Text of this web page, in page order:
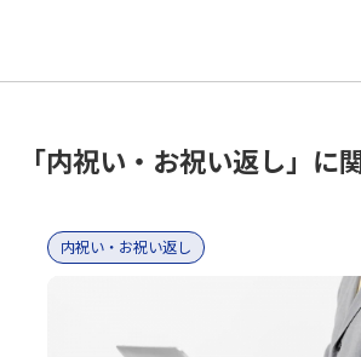
「内祝い・お祝い返し」に
内祝い・お祝い返し